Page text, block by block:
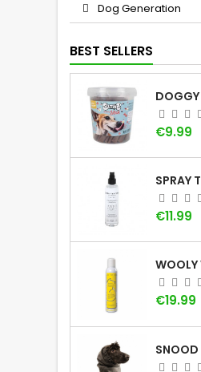
Dog Generation
BEST SELLERS
Price
€9.99
Price
€11.99
Price
€19.99